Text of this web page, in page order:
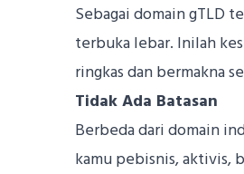
Sebagai domain gTLD
terbuka lebar. Inilah
ringkas dan bermakna
Tidak Ada Batasan
Berbeda dari domain
kamu pebisnis, aktivis,